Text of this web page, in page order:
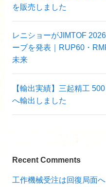
を販売しました
レニショーがJIMTOF
ーブを発表｜RUP60・
未来
【輸出実績】三起精工
へ輸出しました
Recent Comments
工作機械受注は回復局面